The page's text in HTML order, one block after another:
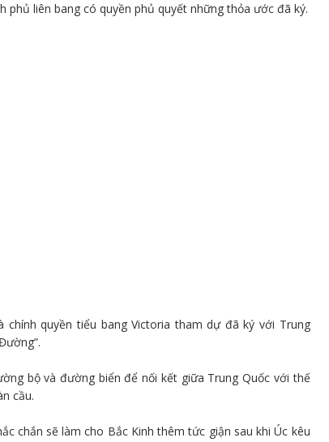
phủ liên bang có quyền phủ quyết những thỏa ước đã ký.
quyền tiểu bang Victoria tham dự đã ký với Trung
bộ và đường biển để nối kết giữa Trung Quốc với thế
cầu.
chắn sẽ làm cho Bắc Kinh thêm tức giận sau khi Úc kêu